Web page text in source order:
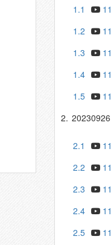
1.1
1.2
1.3
1.4
1.5
2. 20230926
2.1
2.2
2.3
2.4
2.5